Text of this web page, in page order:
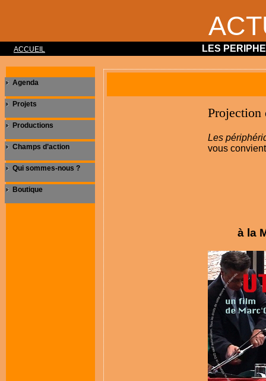
ACCUEIL LES
Projection
Les
vous
à la
Agenda
Projets
Productions
Champs d’action
Qui sommes-nous ?
Boutique